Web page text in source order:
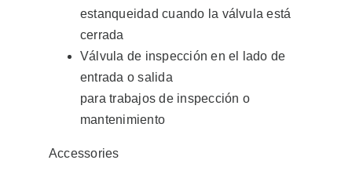
estanqueidad cuando la válvula está
cerrada
Válvula de inspección en el lado de
entrada o salida
para trabajos de inspección o
mantenimiento
Accessories